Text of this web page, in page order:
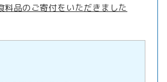
料品のご寄付をいただきました